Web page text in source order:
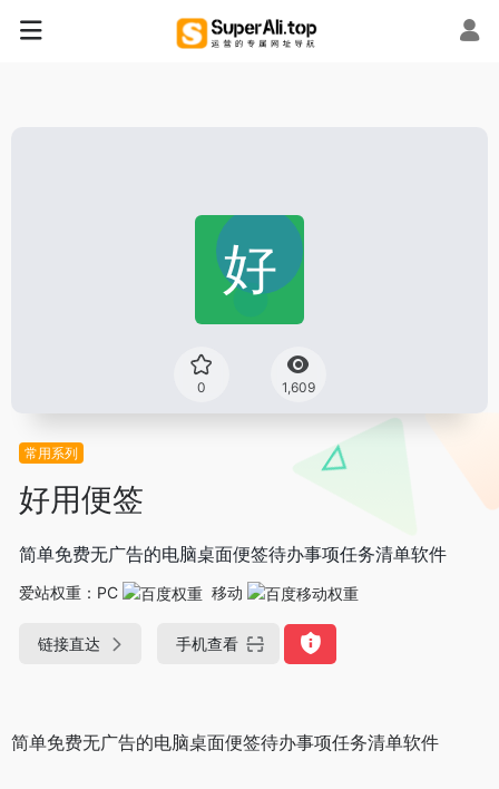
0 1,609
常用系列
好用便签
简单免费无广告的电脑桌面便签待办事项任务清单软件
爱站权重： PC 移动
链接直达 手机查看
简单免费无广告的电脑桌面便签待办事项任务清单软件